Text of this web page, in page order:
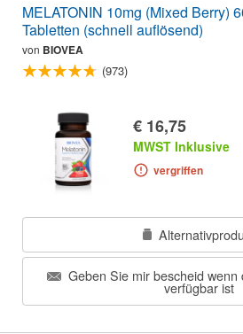
MELATONIN 10mg (Mixed Berry)
Tabletten (schnell auflösend)
von BIOVEA
(973)
€ 16,75
MWST Inklusive
vergriffen
Geben Sie mir bescheid
verfügbar ist